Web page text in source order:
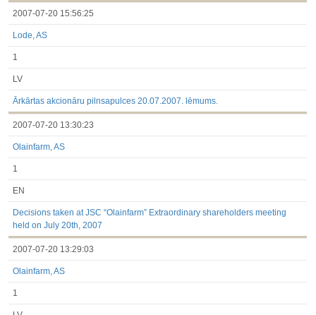
2007-07-20 15:56:25
Lode, AS
1
LV
Ārkārtas akcionāru pilnsapulces 20.07.2007. lēmums.
2007-07-20 13:30:23
Olainfarm, AS
1
EN
Decisions taken at JSC “Olainfarm” Extraordinary shareholders meeting
held on July 20th, 2007
2007-07-20 13:29:03
Olainfarm, AS
1